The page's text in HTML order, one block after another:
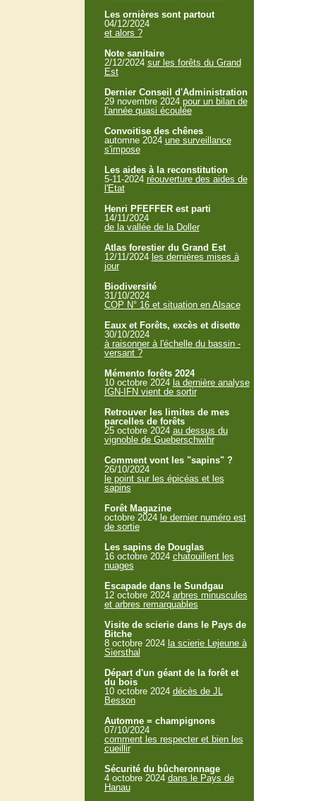
Les ornières sont partout
04/12/2024
et alors ?
Note sanitaire
2/12/2024 sur les forêts du Grand
Est
Dernier Conseil d'Administration
29 novembre 2024 pour un bilan de
l'année quasi écoulée
Convoitise des chênes
automne 2024 une surveillance
s'impose
Les aides à la reconstitution
5-11-2024 réouverture des aides de
l'Etat
Henri PFEFFER est parti
14/11/2024
de la vallée de la Doller
Atlas forestier du Grand Est
12/11/2024 les dernières mises à
jour
Biodiversité
31/10/2024
COP N° 16 et situation en Alsace
Eaux et Forêts, excès et disette
30/10/2024
à raisonner à l'échelle du bassin -
versant ?
Mémento forêts 2024
10 octobre 2024 la dernière analyse
IGN-IFN vient de sortir
Retrouver les limites de mes
parcelles de forêts
25 octobre 2024 au dessus du
vignoble de Gueberschwihr
Comment vont les "sapins" ?
26/10/2024
le point sur les épicéas et les
sapins
Forêt Magazine
octobre 2024 le dernier numéro est
de sortie
Les sapins de Douglas
16 octobre 2024 chatouillent les
nuages
Escapade dans le Sundgau
12 octobre 2024 arbres minuscules
et arbres remarquables
Visite de scierie dans le Pays de
Bitche
8 octobre 2024 la scierie Lejeune à
Siersthal
Départ d'un géant de la forêt et
du bois
10 octobre 2024 décès de JL
Besson
Automne = champignons
07/10/2024
comment les respecter et bien les
cueillir
Sécurité du bûcheronnage
4 octobre 2024 dans le Pays de
Hanau